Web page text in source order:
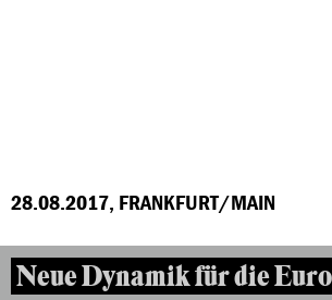
28.08.2017, FRANKFURT/MAIN
Neue Dynamik für die